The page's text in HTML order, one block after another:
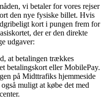
vi betaler for vores rejser
den nye fysiske billet. Hvis
kort i pungen frem for
der er den direkte
udgaver:
at betalingen trækkes
betalingskort eller MobilePay.
på Midttrafiks hjemmeside
muligt at købe det med